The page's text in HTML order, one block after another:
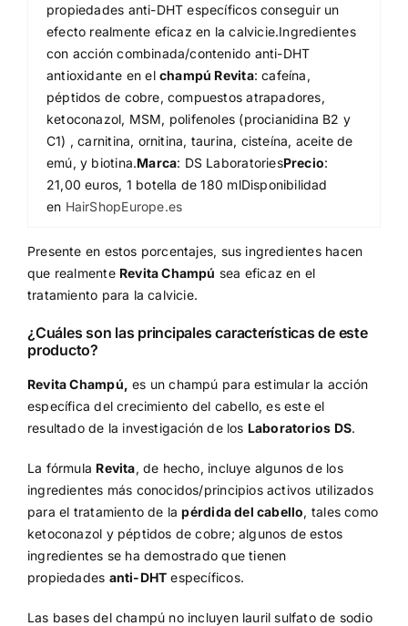
propiedades anti-DHT específicos conseguir un
efecto realmente eficaz en la calvicie.Ingredientes
con acción combinada/contenido anti-DHT
antioxidante en el champú Revita: cafeína,
péptidos de cobre, compuestos atrapadores,
ketoconazol, MSM, polifenoles (procianidina B2 y
C1) , carnitina, ornitina, taurina, cisteína, aceite de
emú, y biotina.Marca: DS LaboratoriesPrecio:
21,00 euros, 1 botella de 180 mlDisponibilidad
en HairShopEurope.es
Presente en estos porcentajes, sus ingredientes hacen
que realmente Revita Champú sea eficaz en el
tratamiento para la calvicie.
¿Cuáles son las principales características de este
producto?
Revita Champú, es un champú para estimular la acción
específica del crecimiento del cabello, es este el
resultado de la investigación de los Laboratorios DS.
La fórmula Revita, de hecho, incluye algunos de los
ingredientes más conocidos/principios activos utilizados
para el tratamiento de lapérdida del cabello, tales como
ketoconazol y péptidos de cobre; algunos de estos
ingredientes se ha demostrado que tienen
propiedades anti-DHT específicos.
Las bases del champú no incluyen lauril sulfato de sodio